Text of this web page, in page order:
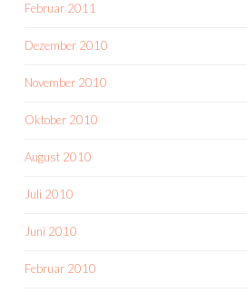
Februar 2011
Dezember 2010
November 2010
Oktober 2010
August 2010
Juli 2010
Juni 2010
Februar 2010